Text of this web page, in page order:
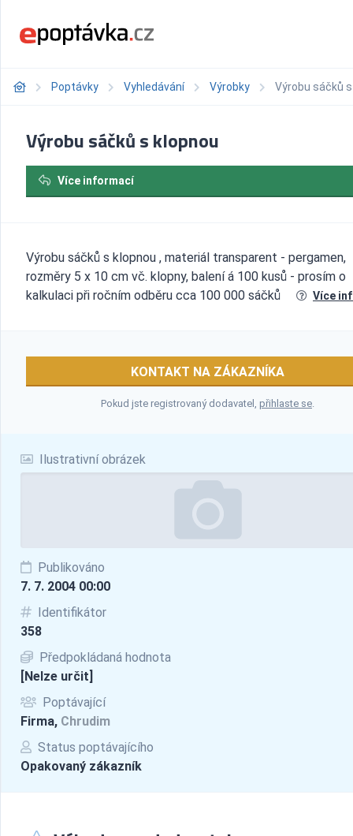
Poptávky Vyhledávání Výrobky Výrobu sáčků
Ilustrativní obrázek
Publikováno
7. 7. 2004 00:00
Identifikátor
358
Předpokládaná hodnota
[Nelze určit]
Poptávající
Firma, Chrudim
Status poptávajícího
Opakovaný zákazník
Výrobu sáčků s klopnou
Více informací
Výrobu sáčků s klopnou , materiál transparent - pergamen,
rozměry 5 x 10 cm vč. klopny, balení á 100 kusů - prosím o
kalkulaci při ročním odběru cca 100 000 sáčků
Více
KONTAKT NA ZÁKAZNÍKA
Pokud jste registrovaný dodavatel, přihlaste se.